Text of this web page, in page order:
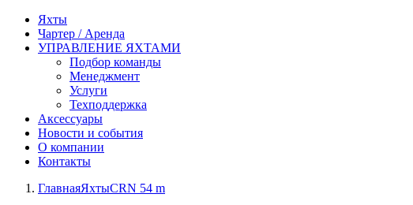
Яхты
Чартер / Аренда
УПРАВЛЕНИЕ ЯХТАМИ
Подбор команды
Менеджмент
Услуги
Техподдержка
Аксессуары
Новости и события
О компании
Контакты
ГлавнаяЯхтыCRN 54 m